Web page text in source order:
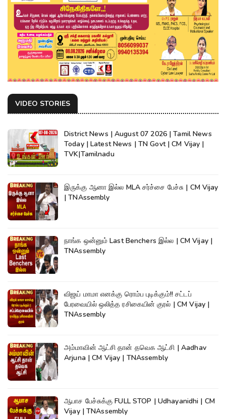
VIDEO STORIES
District News | August 07 2026 | Tamil News
Today | Latest News | TN Govt | CM Vijay |
TVK|Tamilnadu
இருக்கு ஆனா இல்ல MLA சர்ச்சை பேச்சு | CM Vijay
| TNAssembly
நாங்க ஒன்னும் Last Benchers இல்ல | CM Vijay |
TNAssembly
விஜய் மாமா எனக்கு ரொம்ப புடிக்கும்!! சட்டப்
பேரவையில் ஒலித்த ரசிகையின் குரல் | CM Vijay |
TNAssembly
அம்மாவின் ஆட்சி தான் தவெக ஆட்சி | Aadhav
Arjuna | CM Vijay | TNAssembly
ஆபாச பேச்சுக்கு FULL STOP | Udhayanidhi | CM
Vijay | TNAssembly